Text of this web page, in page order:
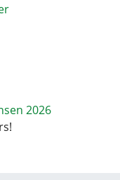
2026